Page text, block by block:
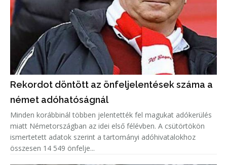
Rekordot döntött az önfeljelentések száma a
német adóhatóságnál
Minden korábbinál többen jelentették fel magukat adókerülés
miatt Németországban az idei első félévben. A csütörtökön
ismertetett adatok szerint a tartományi adóhivatalokhoz
összesen 14 549 önfelje...